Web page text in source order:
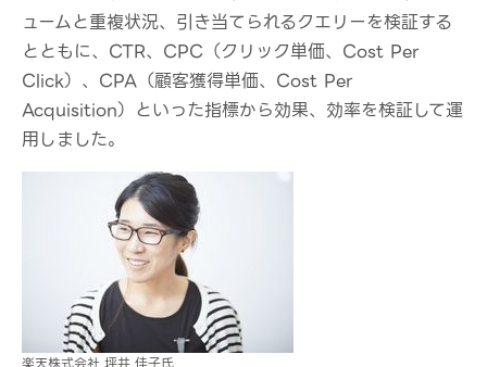
ュームと重複状況、引き当てられるクエリーを検証する
とともに、CTR、CPC（クリック単価、Cost Per
Click）、CPA（顧客獲得単価、Cost Per
Acquisition）といった指標から効果、効率を検証して運
用しました。